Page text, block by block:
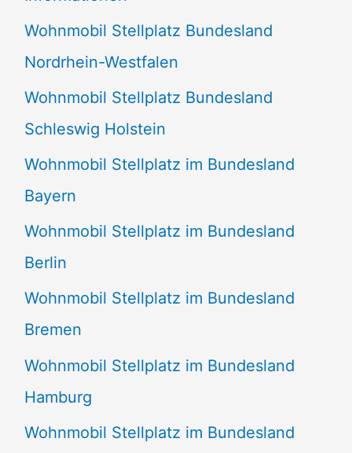
n
n
a
c
h
:
Wohnmobil Stellplatz Bundesland
Nordrhein-Westfalen
Wohnmobil Stellplatz Bundesland
Schleswig Holstein
Wohnmobil Stellplatz im Bundesland
Bayern
Wohnmobil Stellplatz im Bundesland
Berlin
Wohnmobil Stellplatz im Bundesland
Bremen
Wohnmobil Stellplatz im Bundesland
Hamburg
Wohnmobil Stellplatz im Bundesland